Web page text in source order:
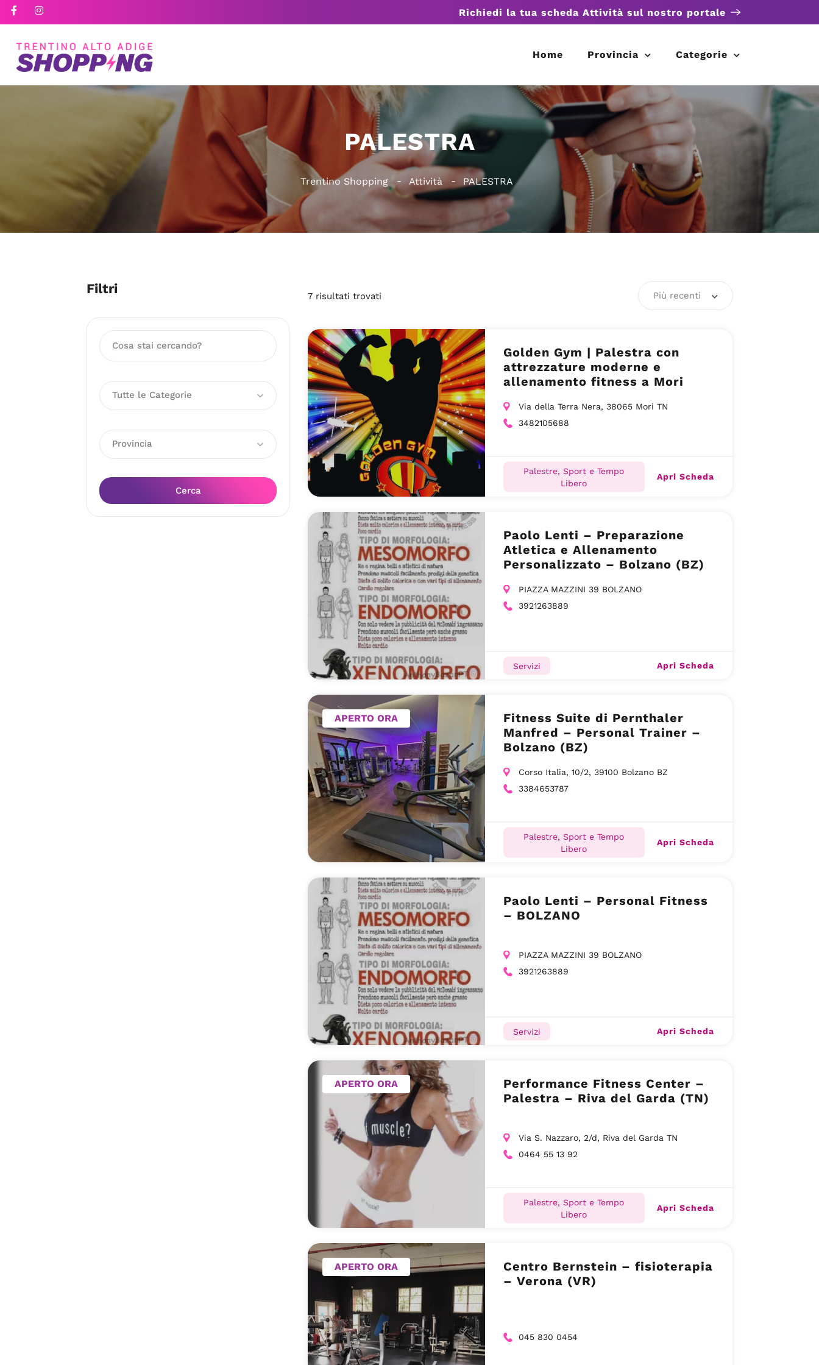
Richiedi la tua scheda Attività sul nostro portale
Home Provincia Categorie
PALESTRA
Trentino Shopping Attività PALESTRA
Filtri
Tutte le Categorie
Provincia
Cerca
7 risultati trovati Più recenti
Golden Gym | Palestra con
attrezzature moderne e
allenamento fitness a Mori
Via della Terra Nera, 38065 Mori TN
3482105688
Palestre, Sport e Tempo
Libero
Apri Scheda
Paolo Lenti – Preparazione
Atletica e Allenamento
Personalizzato – Bolzano (BZ)
PIAZZA MAZZINI 39 BOLZANO
3921263889
Servizi Apri Scheda
APERTO ORA
Fitness Suite di Pernthaler
Manfred – Personal Trainer –
Bolzano (BZ)
Corso Italia, 10/2, 39100 Bolzano BZ
3384653787
Palestre, Sport e Tempo
Libero
Apri Scheda
Paolo Lenti – Personal Fitness
– BOLZANO
PIAZZA MAZZINI 39 BOLZANO
3921263889
Servizi Apri Scheda
APERTO ORA
Performance Fitness Center –
Palestra – Riva del Garda (TN)
Via S. Nazzaro, 2/d, Riva del Garda TN
0464 55 13 92
Palestre, Sport e Tempo
Libero
Apri Scheda
APERTO ORA
Centro Bernstein – fisioterapia
– Verona (VR)
045 830 0454